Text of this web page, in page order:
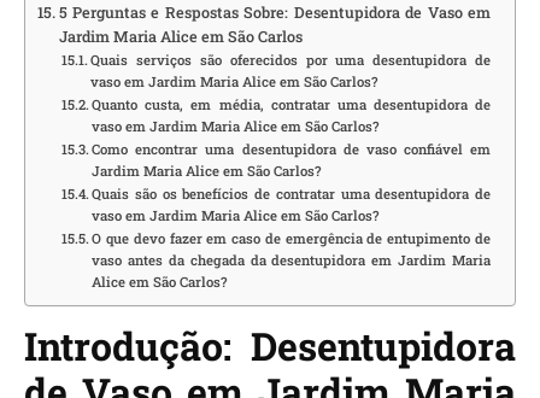
5 Perguntas e Respostas Sobre: Desentupidora de Vaso em
Jardim Maria Alice em São Carlos
Quais serviços são oferecidos por uma desentupidora de
vaso em Jardim Maria Alice em São Carlos?
Quanto custa, em média, contratar uma desentupidora de
vaso em Jardim Maria Alice em São Carlos?
Como encontrar uma desentupidora de vaso confiável em
Jardim Maria Alice em São Carlos?
Quais são os benefícios de contratar uma desentupidora de
vaso em Jardim Maria Alice em São Carlos?
O que devo fazer em caso de emergência de entupimento de
vaso antes da chegada da desentupidora em Jardim Maria
Alice em São Carlos?
Introdução: Desentupidora